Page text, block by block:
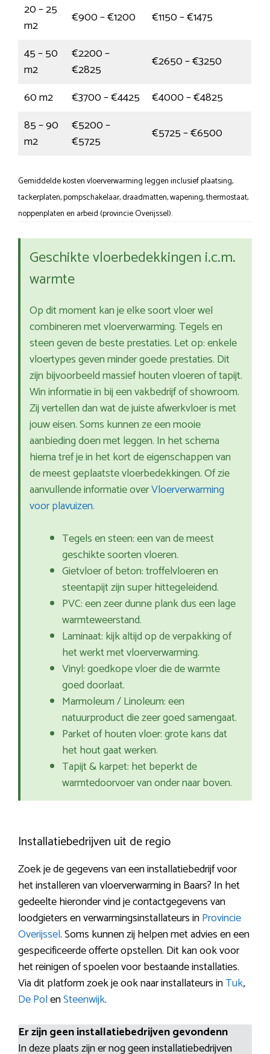
20 – 25
m2
€900 – €1200
€1150 – €1475
45 – 50
m2
€2200 –
€2825
€2650 – €3250
60 m2
€3700 – €4425
€4000 – €4825
85 – 90
m2
€5200 –
€5725
€5725 – €6500
Gemiddelde kosten vloerverwarming leggen inclusief plaatsing,
tackerplaten, pompschakelaar, draadmatten, wapening, thermostaat,
noppenplaten en arbeid (provincie Overijssel).
Geschikte vloerbedekkingen i.c.m.
warmte
Op dit moment kan je elke soort vloer wel
combineren met vloerverwarming. Tegels en
steen geven de beste prestaties. Let op: enkele
vloertypes geven minder goede prestaties. Dit
zijn bijvoorbeeld massief houten vloeren of tapijt.
Win informatie in bij een vakbedrijf of showroom.
Zij vertellen dan wat de juiste afwerkvloer is met
jouw eisen. Soms kunnen ze een mooie
aanbieding doen met leggen. In het schema
hierna tref je in het kort de eigenschappen van
de meest geplaatste vloerbedekkingen. Of zie
aanvullende informatie overVloerverwarming
voor plavuizen.
Tegels en steen: een van de meest
geschikte soorten vloeren.
Gietvloer of beton: troffelvloeren en
steentapijt zijn super hittegeleidend.
PVC: een zeer dunne plank dus een lage
warmteweerstand.
Laminaat: kijk altijd op de verpakking of
het werkt met vloerverwarming.
Vinyl: goedkope vloer die de warmte
goed doorlaat.
Marmoleum / Linoleum: een
natuurproduct die zeer goed samengaat.
Parket of houten vloer: grote kans dat
het hout gaat werken.
Tapijt & karpet: het beperkt de
warmtedoorvoer van onder naar boven.
Installatiebedrijven uit de regio
Zoek je de gegevens van een installatiebedrijf voor
het installeren van vloerverwarming in Baars? In het
gedeelte hieronder vind je contactgegevens van
loodgieters en verwarmingsinstallateurs inProvincie
Overijssel. Soms kunnen zij helpen met advies en een
gespecificeerde offerte opstellen. Dit kan ook voor
het reinigen of spoelen voor bestaande installaties.
Via dit platform zoek je ook naar installateurs inTuk,
De PolenSteenwijk.
Er zijn geen installatiebedrijven gevondenn
In deze plaats zijn er nog geen installatiebedrijven